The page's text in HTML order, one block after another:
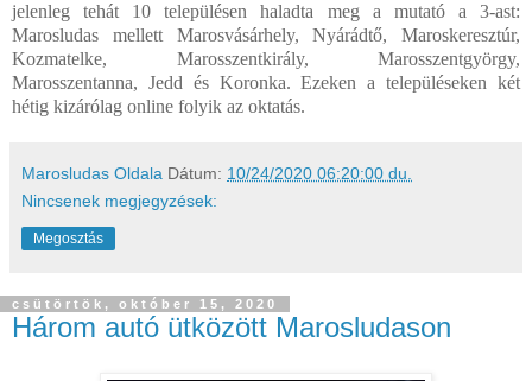
jelenleg tehát 10 településen haladta meg a mutató a 3-ast:
Marosludas mellett Marosvásárhely, Nyárádtő, Maroskeresztúr,
Kozmatelke, Marosszentkirály, Marosszentgyörgy,
Marosszentanna, Jedd és Koronka. Ezeken a településeken két
hétig kizárólag online folyik az oktatás.
Marosludas Oldala Dátum: 10/24/2020 06:20:00 du.
Nincsenek megjegyzések:
Megosztás
csütörtök, október 15, 2020
Három autó ütközött Marosludason